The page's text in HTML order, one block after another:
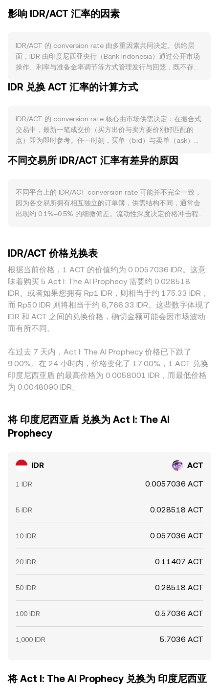
影响 IDR/ACT 汇率的因素
IDR/ACT 的 conversion rate 由多重因素共同决定。供给层
面，IDR 由印度尼西亚央行（Bank Indonesia）通过公开市场
操作、利率与准备金率调节等方式管理发行与回笼，既不存在
期，因此法定流动性与通胀预期是关键变量。需求层面，IDR
市场对 IDR 的即时需求；而 ACT 的使用则取决于其网络与应
用生态的活跃度、支付或治理等用例的扩展、交易所上架与流
动性的变化。宏观相关性方面，广义加密市场的风险偏好、比
在基本面或叙事上走强，其相对 IDR 的定价也会产生顺周期反
尼对加密资产交易与托管的监管指引、税收政策、法定出入金
渠道合规性，以及海外市场对 ACT 的合规定性与上市事件，
均可能引发 IDR/ACT conversion rate 的快速重估。技术层
地址（鲸鱼）向交易所的充值或提币，都可能通过流动性交叉
影响，传导至现货对 IDR 的定价，从而带来短期波动。
IDR 兑换 ACT 汇率的计算方式
IDR/ACT 的 conversion rate 核心由市场供需决定：在撮合式
交易中，最新一笔成交价（买方出价与卖方要价刚好匹配的
点）即为即时参考。任一时刻，买单（bid）与卖单（ask）之
被用于观察价格中枢。跨平台层面，数据聚合商通常使用成交
的场所对 VWAP 的影响更大。简单换算上，若按某一时刻的
conversion rate 计价，可用 ACT Value = IDR Amount ×
rate，将 IDR 金额按该比率折算为 ACT；反之，IDR Amount
性，则自动做市商（AMM）池中也会隐含对 IDR/ACT 的定
价，其基本恒定乘积模型为 x × y = k，在两种资产储备分别为
x 与 y 的情况下，瞬时价格约等于 price = y/x；当大额兑换改
变池内两侧储备时，价格沿曲线滑动并出现滑点，从而间接影
响平台参考的 conversion rate。
不同交易所 IDR/ACT 汇率有差异的原因
不同平台上的 IDR/ACT conversion rate 可能并不完全一致，
因为各交易所拥有相互独立的订单簿，供需结构不同，通常会
出现约 0.1%–0.5% 的细微偏差。流动性深度决定价格冲击程
求可能带来轻微溢价或折价。此外，不少平台以 USDT 作为中
间计价，IDR/USDT 的基差（USDT 在本地场景可能有小幅溢
折价）会传导到最终的 IDR/ACT 报价，造成与直接撮合的价
格差异。套利能够在一定程度上收敛这些价差，但受限于通道
成本、链上确认时间与风控限制，价差并不会被完全消除，因
而跨平台的 conversion rate 在短时间内仍可能存在差异。
IDR/ACT 价格兑换表
根据当前价格，1 ACT 的价值约为 0.0057036 IDR。这意
味着购买 5 Act I: The AI Prophecy 需要约 0.028518
IDR。或者如果您拥有 Rp1 IDR，则相当于约 175.33 IDR，
而 Rp50 IDR 则将相当于约 8,766.33 IDR。这些数字体现了
IDR 和 ACT 之间的兑换价格，确切金额可能会因市场波动
而有所不同。
在过去 7 天内，Act I: The AI Prophecy 价格已下跌了
9.00%。在 24 小时内，价格变化了 17.00%，1 ACT 兑换
印度尼西亚盾 的最高价格为 0.0058001 IDR，而最低价格
为 0.0048090 IDR。
将 印度尼西亚盾 兑换为 Act I: The AI
Prophecy
IDR ACT
1 IDR 0.0057036 ACT
5 IDR 0.028518 ACT
10 IDR 0.057036 ACT
20 IDR 0.11407 ACT
50 IDR 0.28518 ACT
100 IDR 0.57036 ACT
1,000 IDR 5.7036 ACT
将 Act I: The AI Prophecy 兑换为 印度尼西亚